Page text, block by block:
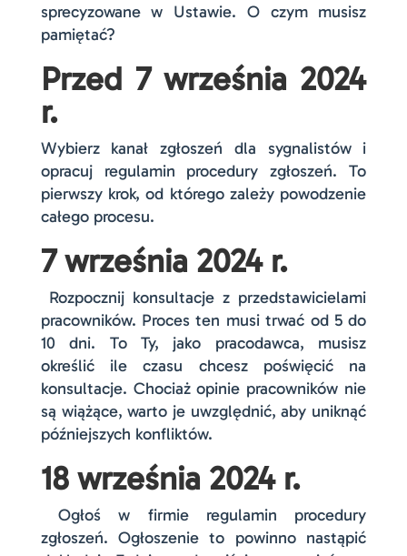
sprecyzowane w Ustawie. O czym musisz
pamiętać?
Przed 7 września 2024
r.
Wybierz kanał zgłoszeń dla sygnalistów i
opracuj regulamin procedury zgłoszeń. To
pierwszy krok, od którego zależy powodzenie
całego procesu.
7 września 2024 r.
Rozpocznij konsultacje z przedstawicielami
pracowników. Proces ten musi trwać od 5 do
10 dni. To Ty, jako pracodawca, musisz
określić ile czasu chcesz poświęcić na
konsultacje. Chociaż opinie pracowników nie
są wiążące, warto je uwzględnić, aby uniknąć
późniejszych konfliktów.
18 września 2024 r.
Ogłoś w firmie regulamin procedury
zgłoszeń. Ogłoszenie to powinno nastąpić